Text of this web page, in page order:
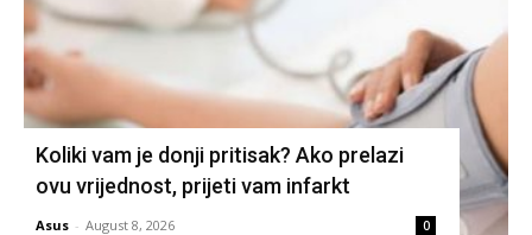
Koliki vam je donji pritisak? Ako prelazi
ovu vrijednost, prijeti vam infarkt
Asus - August 8, 2026 0